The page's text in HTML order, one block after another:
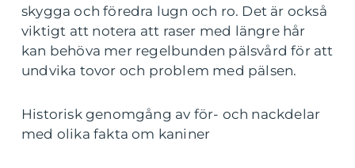
skygga och föredra lugn och ro. Det är också
viktigt att notera att raser med längre hår
kan behöva mer regelbunden pälsvård för att
undvika tovor och problem med pälsen.
Historisk genomgång av för- och nackdelar
med olika fakta om kaniner